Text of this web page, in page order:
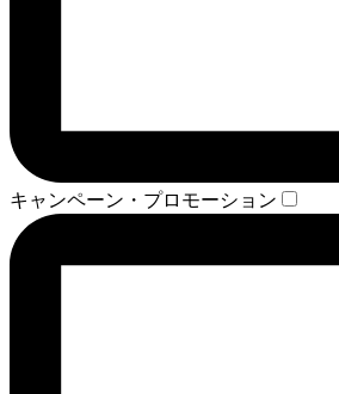
キャンペーン・プロモーション